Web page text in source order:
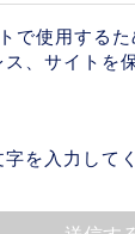
で使用する
、サイトを
字を入力して